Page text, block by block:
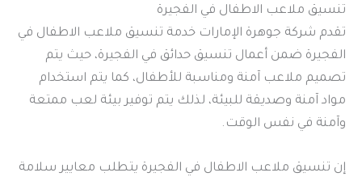
تنسيق ملاعب الاطفال في الفجيرة
تقدم شركة جوهرة الإمارات خدمة تنسيق ملاعب الاطفال في
الفجيرة ضمن أعمال تنسيق حدائق في الفجيرة، حيث يتم
تصميم ملاعب آمنة ومناسبة للأطفال، كما يتم استخدام
مواد آمنة وصديقة للبيئة، لذلك يتم توفير بيئة لعب ممتعة
وآمنة في نفس الوقت.
إن تنسيق ملاعب الاطفال في الفجيرة يتطلب معايير سلامة